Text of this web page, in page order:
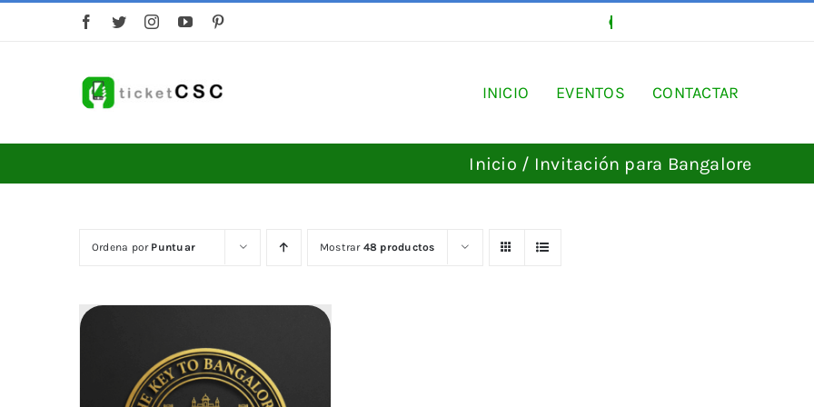
INICIO EVENTOS CONTACTAR
Inicio Invitación para Bangalore
Ordena por Puntuar Mostrar 48 productos